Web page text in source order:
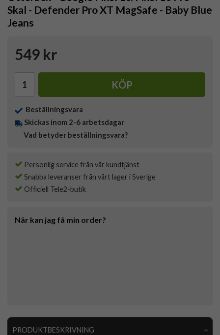
Skal - Defender Pro XT MagSafe - Baby Blue
Jeans
549 kr
KÖP
Beställningsvara
Skickas inom 2-6 arbetsdagar
Vad betyder beställningsvara?
Personlig service från vår kundtjänst
Snabba leveranser från vårt lager i Sverige
Officiell Tele2-butik
När kan jag få min order?
PRODUKTBESKRIVNING